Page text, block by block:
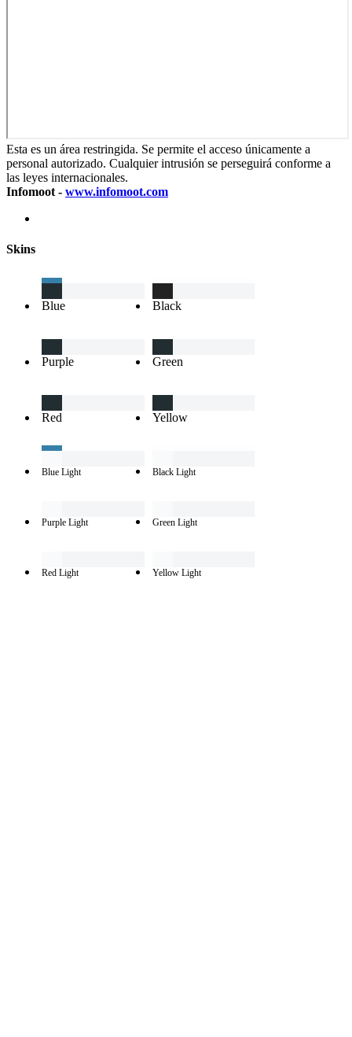
Esta es un área restringida. Se permite el acceso únicamente a
personal autorizado. Cualquier intrusión se perseguirá conforme a
las leyes internacionales.
Infomoot - www.infomoot.com
Skins
Blue Black
Purple Green
Red Yellow
Blue Light Black Light
Purple Light Green Light
Red Light Yellow Light